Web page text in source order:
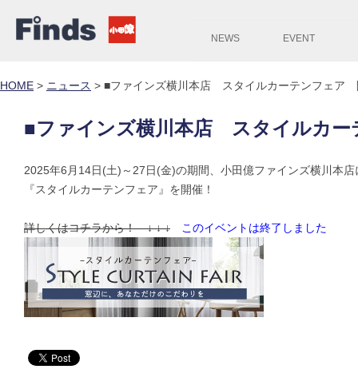
NEWS EVENT
HOME > ニュース > ■ファインズ横川本店 スタイルカーテンフェア
■ファインズ横川本店 スタイルカ
2025年6月14日(土)～27日(金)の期間、小田億ファインズ横川本店
『スタイルカーテンフェア』を開催！
詳しくはコチラから！ ↓ ↓ ↓ このイベントは終了しました